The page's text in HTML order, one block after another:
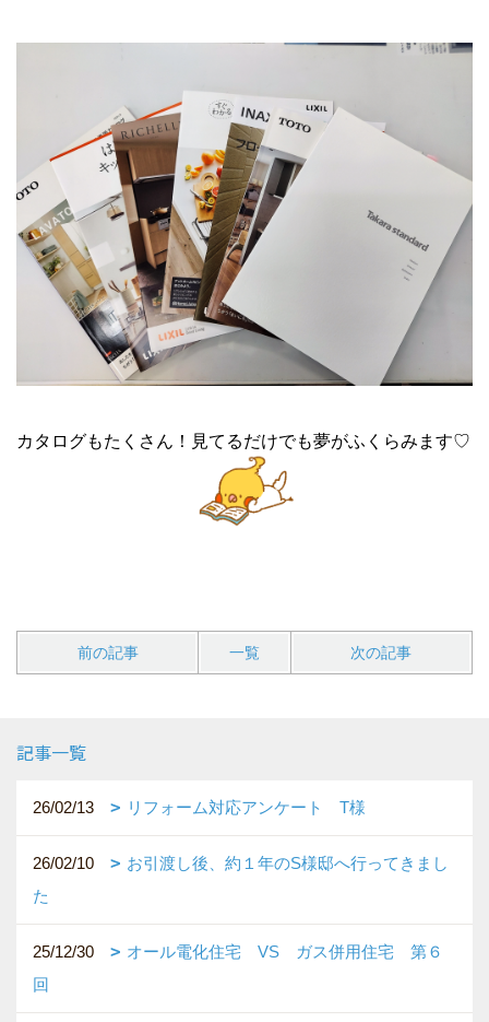
カタログもたくさん！見てるだけでも夢がふくらみます♡
前の記事 一覧 次の記事
記事一覧
26/02/13 リフォーム対応アンケート T様
26/02/10
お引渡し後、約１年のS様邸へ行ってきまし
た
25/12/30
オール電化住宅 VS ガス併用住宅 第６
回